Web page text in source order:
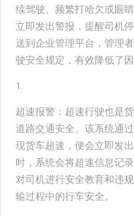
续驾驶、频繁打哈欠或眼
立即发出警报，提醒司机
送到企业管理平台，管理
驶安全规定，有效降低了
超速报警 ：超速行驶也是
道路交通安全。该系统通
现货车超速，便会立即发
时，系统会将超速信息记
对司机进行安全教育和违
输过程中的行车安全。